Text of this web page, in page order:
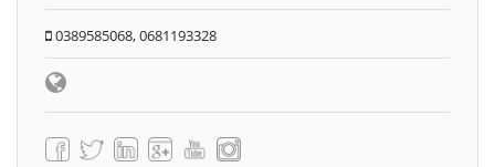
0389585068, 0681193328